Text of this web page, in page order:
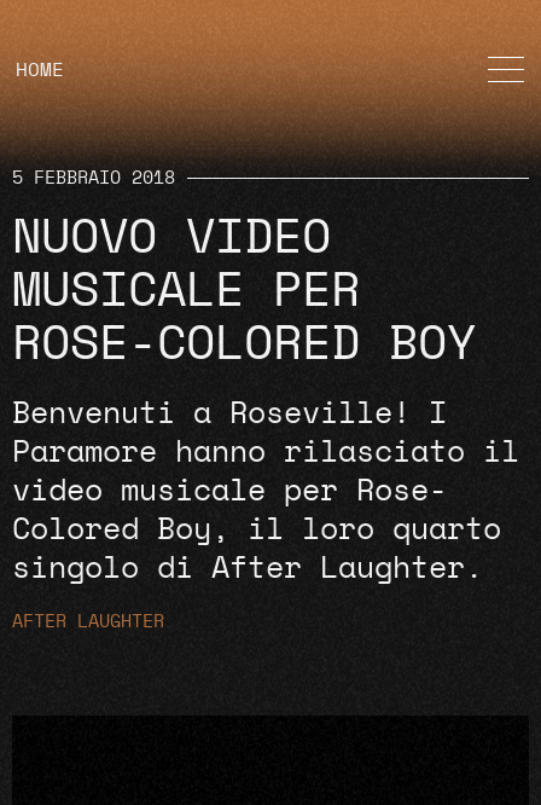
HOME
5 FEBBRAIO 2018
NUOVO VIDEO
MUSICALE PER
ROSE-COLORED BOY
Benvenuti a Roseville! I
Paramore hanno rilasciato il
video musicale per Rose-
Colored Boy, il loro quarto
singolo di After Laughter.
AFTER LAUGHTER